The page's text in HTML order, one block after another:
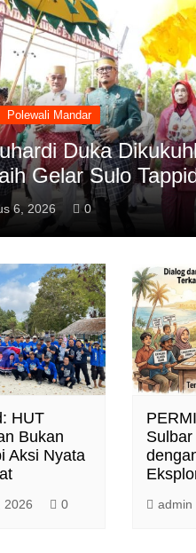
Polewali Mandar
Duka
Gelar Sulo
6, 2026 0
HUT
Bukan
Aksi Nyata
2026 0 admin